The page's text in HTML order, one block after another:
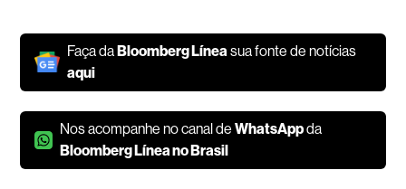
Faça daBloomberg Línea sua fonte de notícias
aqui
Nos acompanhe no canal deWhatsAppda
Bloomberg Línea no Brasil